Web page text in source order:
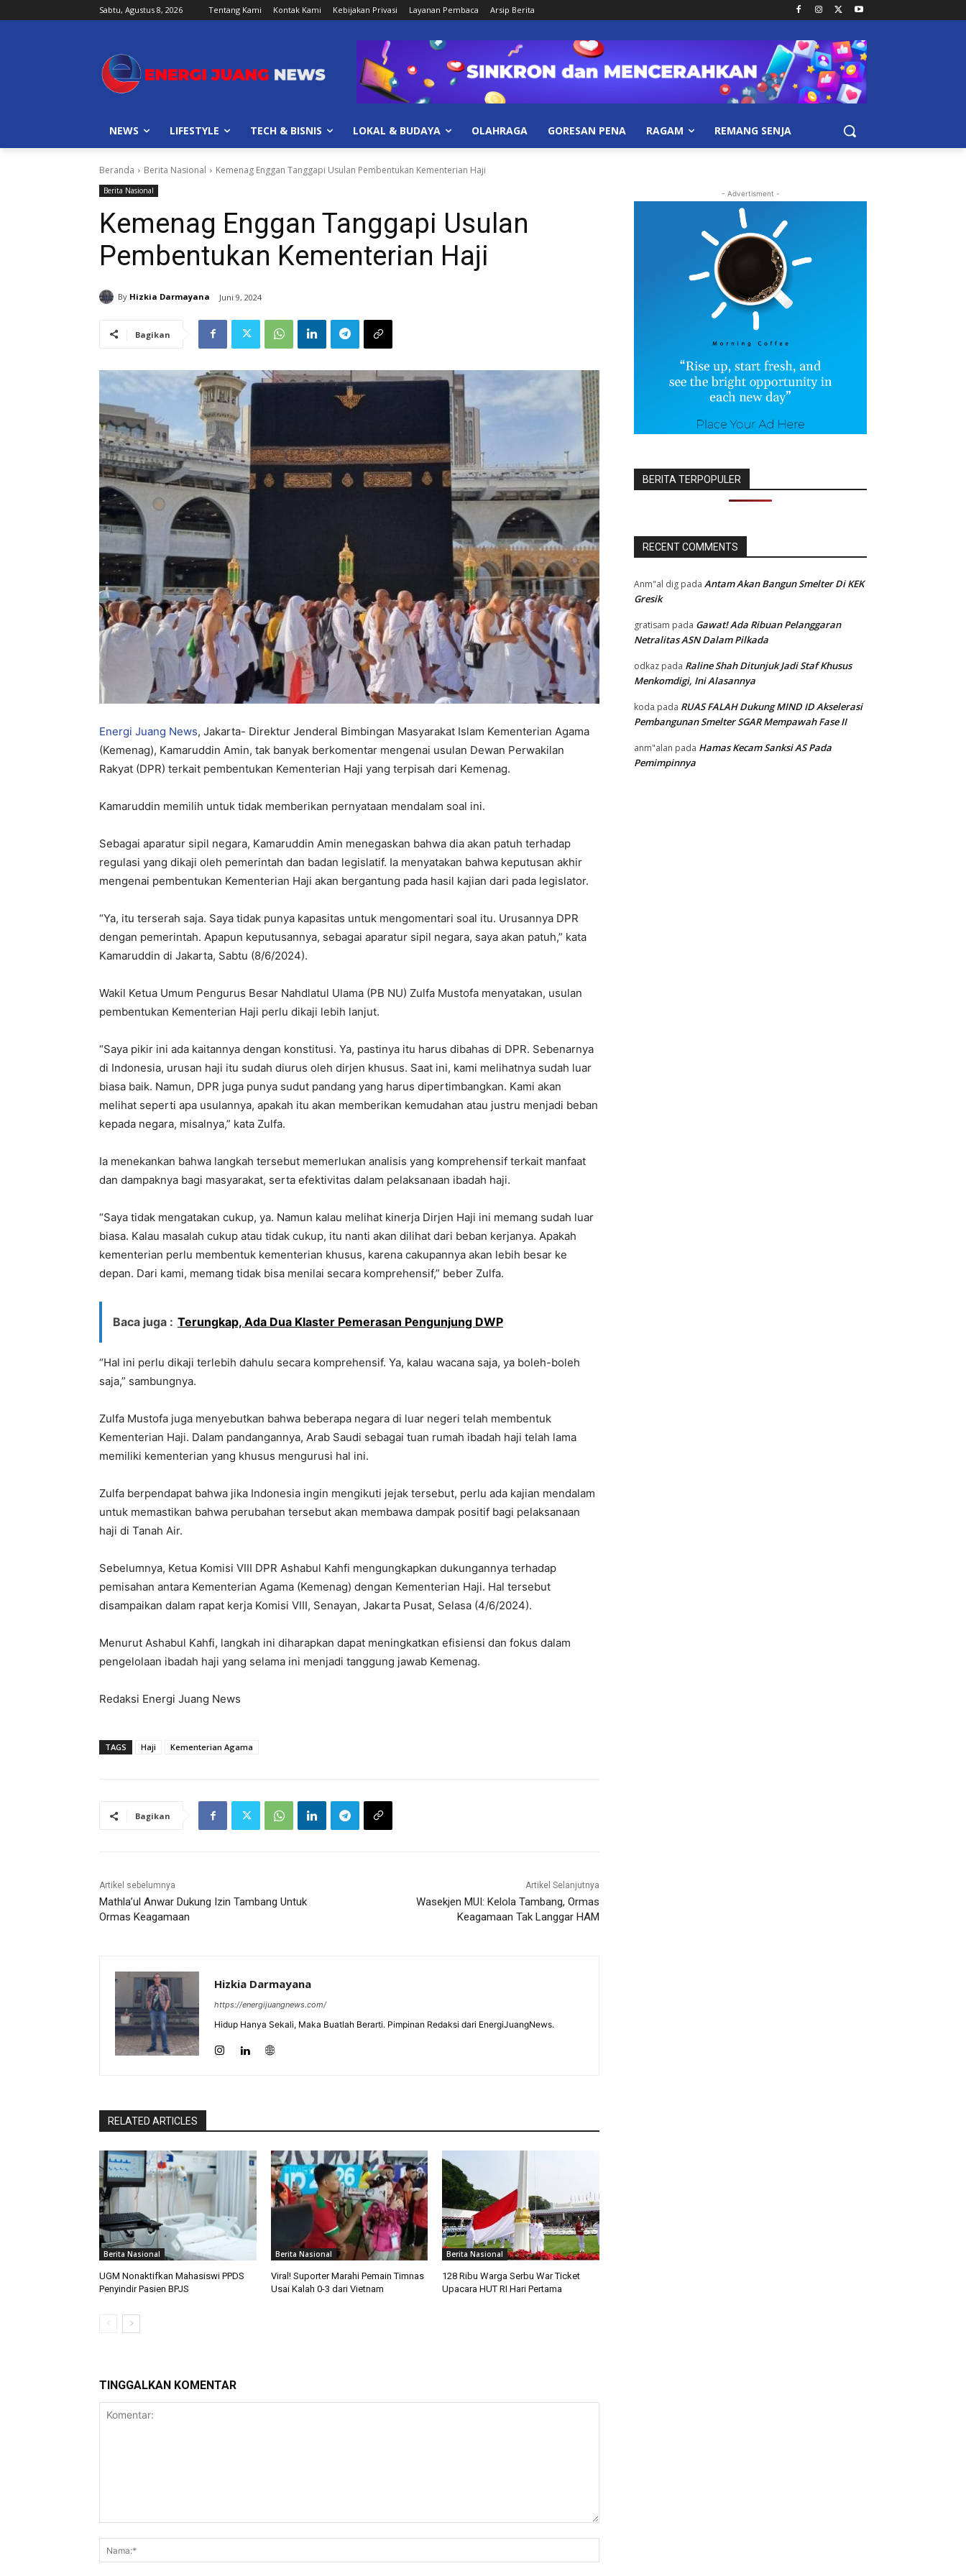
Sabtu, Agustus 8, 2026 Tentang Kami Kontak Kami Kebijakan Privasi Layanan Pembaca Arsip Berita
NEWS LIFESTYLE TECH & BISNIS LOKAL & BUDAYA OLAHRAGA GORESAN PENA RAGAM REMANG SENJA
Beranda Berita Nasional Kemenag Enggan Tanggapi Usulan Pembentukan Kementerian Haji
Berita Nasional
Kemenag Enggan Tanggapi Usulan
Pembentukan Kementerian Haji
By Hizkia Darmayana Juni 9, 2024
Bagikan
Energi Juang News, Jakarta- Direktur Jenderal Bimbingan Masyarakat Islam Kementerian Agama
(Kemenag), Kamaruddin Amin, tak banyak berkomentar mengenai usulan Dewan Perwakilan
Rakyat (DPR) terkait pembentukan Kementerian Haji yang terpisah dari Kemenag.
Kamaruddin memilih untuk tidak memberikan pernyataan mendalam soal ini.
Sebagai aparatur sipil negara, Kamaruddin Amin menegaskan bahwa dia akan patuh terhadap
regulasi yang dikaji oleh pemerintah dan badan legislatif. Ia menyatakan bahwa keputusan akhir
mengenai pembentukan Kementerian Haji akan bergantung pada hasil kajian dari pada legislator.
“Ya, itu terserah saja. Saya tidak punya kapasitas untuk mengomentari soal itu. Urusannya DPR
dengan pemerintah. Apapun keputusannya, sebagai aparatur sipil negara, saya akan patuh,” kata
Kamaruddin di Jakarta, Sabtu (8/6/2024).
Wakil Ketua Umum Pengurus Besar Nahdlatul Ulama (PB NU) Zulfa Mustofa menyatakan, usulan
pembentukan Kementerian Haji perlu dikaji lebih lanjut.
“Saya pikir ini ada kaitannya dengan konstitusi. Ya, pastinya itu harus dibahas di DPR. Sebenarnya
di Indonesia, urusan haji itu sudah diurus oleh dirjen khusus. Saat ini, kami melihatnya sudah luar
biasa baik. Namun, DPR juga punya sudut pandang yang harus dipertimbangkan. Kami akan
melihat seperti apa usulannya, apakah itu akan memberikan kemudahan atau justru menjadi beban
kepada negara, misalnya,” kata Zulfa.
Ia menekankan bahwa langkah tersebut memerlukan analisis yang komprehensif terkait manfaat
dan dampaknya bagi masyarakat, serta efektivitas dalam pelaksanaan ibadah haji.
“Saya tidak mengatakan cukup, ya. Namun kalau melihat kinerja Dirjen Haji ini memang sudah luar
biasa. Kalau masalah cukup atau tidak cukup, itu nanti akan dilihat dari beban kerjanya. Apakah
kementerian perlu membentuk kementerian khusus, karena cakupannya akan lebih besar ke
depan. Dari kami, memang tidak bisa menilai secara komprehensif,” beber Zulfa.
Baca juga : Terungkap, Ada Dua Klaster Pemerasan Pengunjung DWP
“Hal ini perlu dikaji terlebih dahulu secara komprehensif. Ya, kalau wacana saja, ya boleh-boleh
saja,” sambungnya.
Zulfa Mustofa juga menyebutkan bahwa beberapa negara di luar negeri telah membentuk
Kementerian Haji. Dalam pandangannya, Arab Saudi sebagai tuan rumah ibadah haji telah lama
memiliki kementerian yang khusus mengurusi hal ini.
Zulfa berpendapat bahwa jika Indonesia ingin mengikuti jejak tersebut, perlu ada kajian mendalam
untuk memastikan bahwa perubahan tersebut akan membawa dampak positif bagi pelaksanaan
haji di Tanah Air.
Sebelumnya, Ketua Komisi VIII DPR Ashabul Kahfi mengungkapkan dukungannya terhadap
pemisahan antara Kementerian Agama (Kemenag) dengan Kementerian Haji. Hal tersebut
disampaikan dalam rapat kerja Komisi VIII, Senayan, Jakarta Pusat, Selasa (4/6/2024).
Menurut Ashabul Kahfi, langkah ini diharapkan dapat meningkatkan efisiensi dan fokus dalam
pengelolaan ibadah haji yang selama ini menjadi tanggung jawab Kemenag.
Redaksi Energi Juang News
TAGS Haji Kementerian Agama
Bagikan
Artikel sebelumnya
Mathla’ul Anwar Dukung Izin Tambang Untuk
Ormas Keagamaan
Artikel Selanjutnya
Wasekjen MUI: Kelola Tambang, Ormas
Keagamaan Tak Langgar HAM
Hizkia Darmayana
https://energijuangnews.com/
Hidup Hanya Sekali, Maka Buatlah Berarti. Pimpinan Redaksi dari EnergiJuangNews.
RELATED ARTICLES
Berita Nasional
UGM Nonaktifkan Mahasiswi PPDS
Penyindir Pasien BPJS
Berita Nasional
Viral! Suporter Marahi Pemain Timnas
Usai Kalah 0-3 dari Vietnam
Berita Nasional
128 Ribu Warga Serbu War Ticket
Upacara HUT RI Hari Pertama
TINGGALKAN KOMENTAR
- Advertisment -
BERITA TERPOPULER
RECENT COMMENTS
Anm"al dig pada Antam Akan Bangun Smelter Di KEK
Gresik
gratisam pada Gawat! Ada Ribuan Pelanggaran
Netralitas ASN Dalam Pilkada
odkaz pada Raline Shah Ditunjuk Jadi Staf Khusus
Menkomdigi, Ini Alasannya
koda pada RUAS FALAH Dukung MIND ID Akselerasi
Pembangunan Smelter SGAR Mempawah Fase II
anm"alan pada Hamas Kecam Sanksi AS Pada
Pemimpinnya